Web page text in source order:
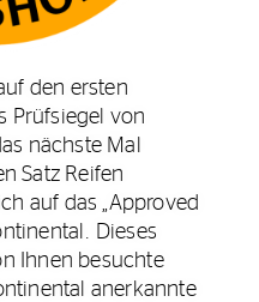
den ersten
Prüfsiegel von
nächste Mal
Satz Reifen
auf das „Approved
Dieses
Ihnen besuchte
anerkannte